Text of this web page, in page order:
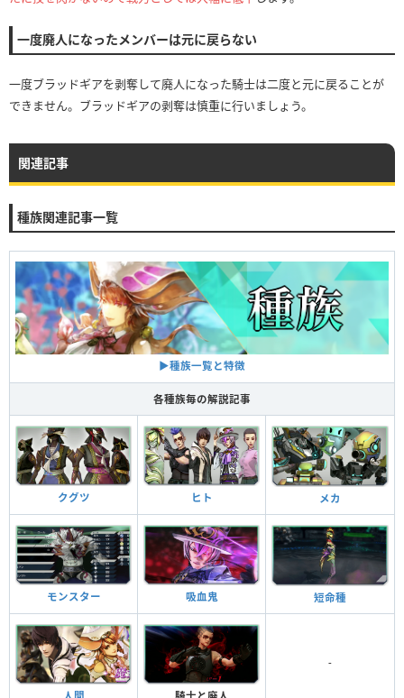
一度廃人になったメンバーは元に戻らない
一度ブラッドギアを剥奪して廃人になった騎士は二度と元に戻ることが
できません。ブラッドギアの剥奪は慎重に行いましょう。
関連記事
種族関連記事一覧
▶︎種族一覧と特徴
各種族毎の解説記事
クグツ ヒト メカ
モンスター 吸血鬼 短命種
-